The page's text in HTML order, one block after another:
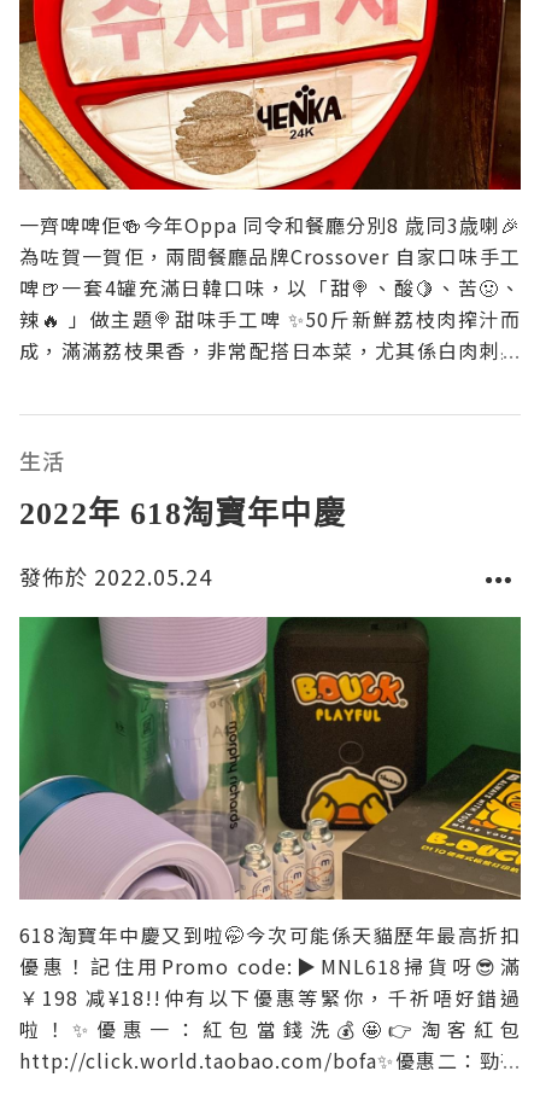
一齊啤啤佢🍻今年Oppa 同令和餐廳分別8 歳同3歳喇🎉
為咗賀一賀佢，兩間餐廳品牌Crossover 自家口味手工
啤🍺一套4罐充滿日韓口味，以「甜🍭、酸🍋、苦🤢、
辣🔥 」做主題🍭甜味手工啤 ✨50斤新鮮荔枝肉搾汁而
成，滿滿荔枝果香，非常配搭日本菜，尤其係白肉刺身
游走甜甘之間🍋酸味手工啤 ✨由芫荽籽同鹽所調配而
成，醒胃開胃，適合配搭濃味食物。🙆‍
生活
2022年 618淘寶年中慶
發佈於 2022.05.24
618淘寶年中慶又到啦🤭今次可能係天貓歷年最高折扣
優惠！記住用Promo code:▶️MNL618掃貨呀😎滿
￥198 减¥18!!仲有以下優惠等緊你，千祈唔好錯過
啦！✨優惠一：紅包當錢洗💰🤩👉淘客紅包
http://click.world.taobao.com/bofa✨優惠二：勁荀